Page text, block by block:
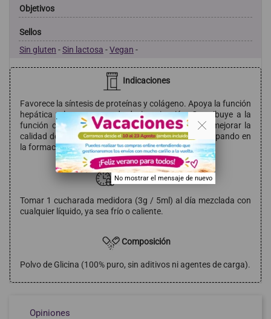
Objetivos
Sellos
Sin gluten -Sin lactosa -Vegan -
Indicaciones
Favorece la síntesis de proteínas y colágeno. Apoya la función
hepática y los procesos de desintoxicación. Contribuye a la
función cerebral y a la claridad mental. Ayuda a mejorar la
calidad del sueño. Actúa como antioxidante, participando en
la formación de glutatión
Modo de empleo
Tomar 1 cucharada medidora (3g / 5ml) al día mezclada con
cualquier líquido, ya sea frío o caliente.
Composición
Polvo de Glicina (100% puro, sin aditivos ni agentes de carga).
Opiniones
. .
No mostrar el mensaje de nuevo